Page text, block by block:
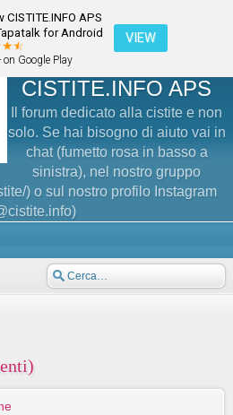
CISTITE.INFO APS
for Android
on Google Play
VIEW
CISTITE.INFO APS
Il forum dedicato alla cistite e non
solo. Se hai bisogno di aiuto vai in
chat (fumetto rosa in basso a
sinistra), nel nostro gruppo
) o sul nostro profilo Instagram